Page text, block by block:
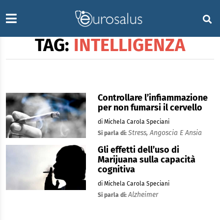
TAG: INTELLIGENZA
Controllare l’infiammazione
per non fumarsi il cervello
di Michela Carola Speciani
Si parla di: Stress,Angoscia E Ansia
Gli effetti dell’uso di
Marijuana sulla capacità
cognitiva
di Michela Carola Speciani
Si parla di:Alzheimer